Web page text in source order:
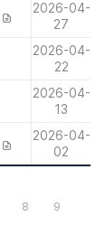
첨부파일
2026-04-
27
2026-04-
22
2026-04-
13
첨부파일
2026-04-
02
8 9